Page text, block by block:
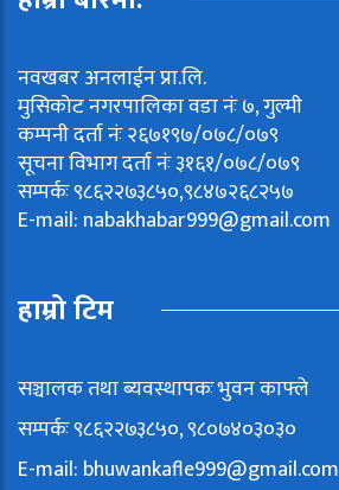
नवखबर अनलाईन प्रा.लि.
मुसिकोट नगरपालिका वडा नंः ७, गुल्मी
कम्पनी दर्ता नंः २६७१९७/०७८/०७९
सूचना विभाग दर्ता नंः ३१६१/०७८/०७९
सम्पर्कः ९८६२२७३८५०,९८४७२६८२५७
E-mail: nabakhabar999@gmail.com
हाम्रो टिम
सञ्चालक तथा ब्यवस्थापकः भुवन काफ्ले
सम्पर्कः ९८६२२७३८५०, ९८०७४०३०३०
E-mail: bhuwankafle999@gmail.com